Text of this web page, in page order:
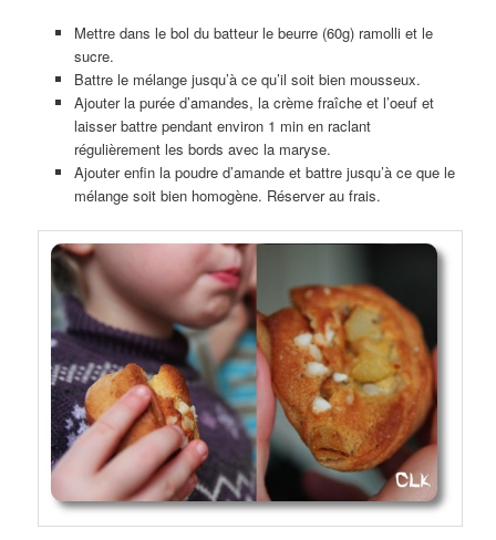
Mettre dans le bol du batteur le beurre (60g) ramolli et le
sucre.
Battre le mélange jusqu’à ce qu’il soit bien mousseux.
Ajouter la purée d’amandes, la crème fraîche et l’oeuf et
laisser battre pendant environ 1 min en raclant
régulièrement les bords avec la maryse.
Ajouter enfin la poudre d’amande et battre jusqu’à ce que le
mélange soit bien homogène. Réserver au frais.